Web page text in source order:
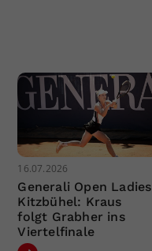
16.07.2026
Generali Open Ladies
Kitzbühel: Kraus
folgt Grabher ins
Viertelfinale